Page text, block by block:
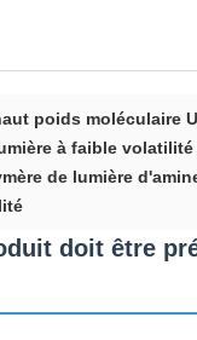
poids moléculaire
à faible volatilité
de lumière
doit être